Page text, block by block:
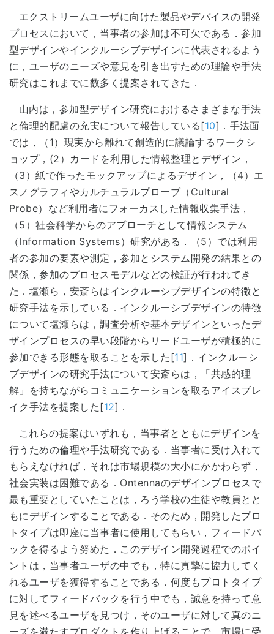
エクストリームユーザに向けた製品やデバイスの開発
プロセスにおいて，当事者の参加は不可欠である．参加
型デザインやインクルーシブデザインに代表されるよう
に，ユーザのニーズや意見を引き出すための理論や手法
研究はこれまでに数多く提案されてきた．
山内は，参加型デザイン研究におけるさまざまな手法
と倫理的配慮の充実について報告している[10]．手法面
では，（1）現実から離れて創造的に議論するワークシ
ョップ，(2）カードを利用した情報整理とデザイン，
（3）紙で作ったモックアップによるデザイン，（4）エ
スノグラフィやカルチュラルプローブ（Cultural
Probe）など利用者にフォーカスした情報収集手法，
（5）社会科学からのアプローチとして情報システム
（Information Systems）研究がある．（5）では利用
者の参加の要素や測定，参加とシステム開発の結果との
関係，参加のプロセスモデルなどの検証が行われてき
た．塩瀬ら，安斎らはインクルーシブデザインの特徴と
研究手法を示している．インクルーシブデザインの特徴
について塩瀬らは，調査分析や基本デザインといったデ
ザインプロセスの早い段階からリードユーザが積極的に
参加できる形態を取ることを示した[11]．インクルーシ
ブデザインの研究手法について安斎らは，「共感的理
解」を持ちながらコミュニケーションを取るアイスブレ
イク手法を提案した[12]．
これらの提案はいずれも，当事者とともにデザインを
行うための倫理や手法研究である．当事者に受け入れて
もらえなければ，それは市場規模の大小にかかわらず，
社会実装は困難である．Ontennaのデザインプロセスで
最も重要としていたことは，ろう学校の生徒や教員とと
もにデザインすることである．そのため，開発したプロ
トタイプは即座に当事者に使用してもらい，フィードバ
ックを得るよう努めた．このデザイン開発過程でのポイ
ントは，当事者ユーザの中でも，特に真摯に協力してく
れるユーザを獲得することである．何度もプロトタイプ
に対してフィードバックを行う中でも，誠意を持って意
見を述べるユーザを見つけ，そのユーザに対して真のニ
ーズを満たすプロダクトを作り上げることで，市場に受